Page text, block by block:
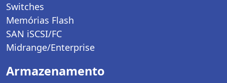
Switches
Memórias Flash
SAN iSCSI/FC
Midrange/Enterprise
Armazenamento